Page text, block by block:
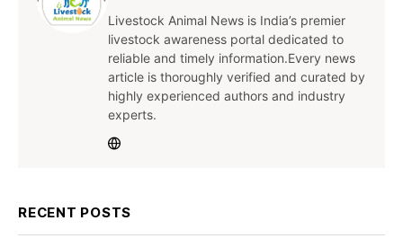
Livestock Animal News is India’s premier
livestock awareness portal dedicated to
reliable and timely information.Every news
article is thoroughly verified and curated by
highly experienced authors and industry
experts.
RECENT POSTS